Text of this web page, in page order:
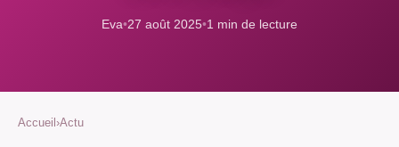
Eva•27 août 2025•1 min de lecture
Accueil ›Actu